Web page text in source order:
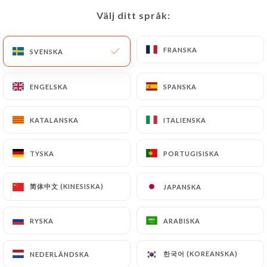
Välj ditt språk:
SVENSKA FRANSKA
ENGELSKA SPANSKA
KATALANSKA ITALIENSKA
TYSKA PORTUGISISKA
简体中文 (KINESISKA) JAPANSKA
RYSKA ARABISKA
NEDERLÄNDSKA 한국어 (KOREANSKA)
Kontakt
Axe Gourmand
Välj ditt språk:
SVENSKA FRANSKA
ENGELSKA SPANSKA
KATALANSKA ITALIENSKA
TYSKA PORTUGISISKA
简体中文 (KINESISKA) JAPANSKA
RYSKA ARABISKA
NEDERLÄNDSKA 한국어 (KOREANSKA)